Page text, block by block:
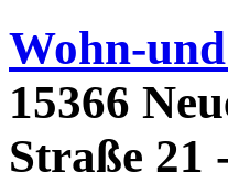
Wohn-
15366
Straße 21